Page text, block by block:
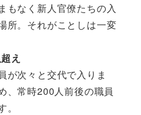
もなく新人官僚たちの入
所。それがことしは一変
え
が次々と交代で入りま
、常時200人前後の職員